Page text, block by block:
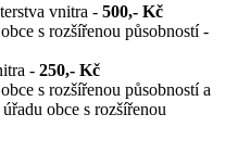
vnitra - 500,- Kč
s rozšířenou působností -
- 250,- Kč
s rozšířenou působností a
obce s rozšířenou